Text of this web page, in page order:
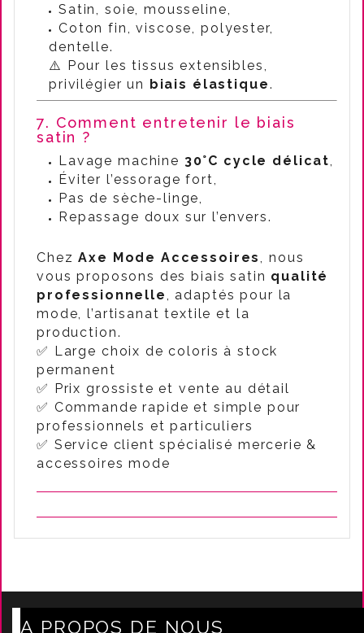
Satin, soie, mousseline,
Coton fin, viscose, polyester,
dentelle.
⚠️ Pour les tissus extensibles,
privilégier un biais élastique.
7. Comment entretenir le biais
satin ?
Lavage machine 30°C cycle délicat
Éviter l’essorage fort,
Pas de sèche-linge,
Repassage doux sur l’envers.
ChezAxe Mode Accessoires
, nous
vous proposons des biais satin qualité
professionnelle
, adaptés pour la
mode, l’artisanat textile et la
production.
✅ Large choix de coloris à stock
permanent
✅ Prix grossiste et vente au détail
✅ Commande rapide et simple pour
professionnels et particuliers
✅ Service client spécialisé mercerie &
accessoires mode
A PROPOS DE NOUS